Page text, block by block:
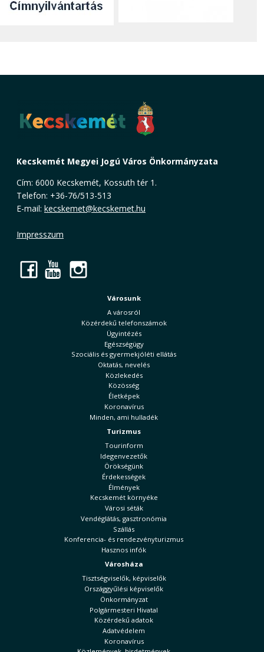
Kecskemét Megyei Jogú Város Önkormányzata
Cím: 6000 Kecskemét, Kossuth tér 1.
Telefon: +36-76/513-513
E-mail: kecskemet@kecskemet.hu
Impresszum
Facebook
YouTube
Városunk
A városról
Közérdekű telefonszámok
Ügyintézés
Egészségügy
Szociális és gyermekjóléti ellátás
Oktatás, nevelés
Közlekedés
Közösség
Életképek
Koronavírus
Minden, ami hulladék
Turizmus
Tourinform
Idegenvezetők
Örökségünk
Érdekességek
Élmények
Kecskemét környéke
Városi séták
Vendéglátás, gasztronómia
Szállás
Konferencia- és rendezvényturizmus
Hasznos infók
Városháza
Tisztségviselők, képviselők
Országgyűlési képviselők
Önkormányzat
Polgármesteri Hivatal
Közérdekű adatok
Adatvédelem
Koronavírus